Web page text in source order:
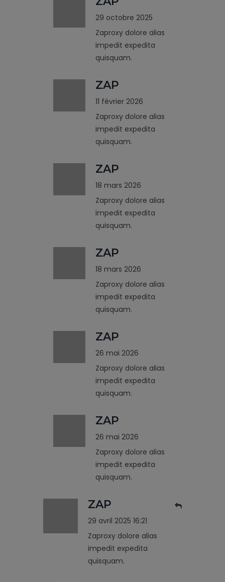
29 octobre 2025
Zaproxy dolore alias
impedit expedita
quisquam.
ZAP
11 février 2026
Zaproxy dolore alias
impedit expedita
quisquam.
ZAP
18 mars 2026
Zaproxy dolore alias
impedit expedita
quisquam.
ZAP
18 mars 2026
Zaproxy dolore alias
impedit expedita
quisquam.
ZAP
26 mai 2026
Zaproxy dolore alias
impedit expedita
quisquam.
ZAP
26 mai 2026
Zaproxy dolore alias
impedit expedita
quisquam.
ZAP
29 avril 2025 16:21
Zaproxy dolore alias
impedit expedita
quisquam.